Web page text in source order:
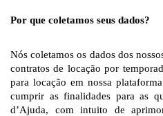
Por que coletamos seus dados?
Nós coletamos os dados dos
contratos de locação por
para locação em nossa
cumprir as finalidades para as
d’Ajuda, com intuito de